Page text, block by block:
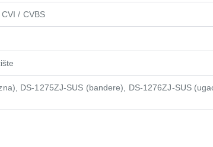
/ CVBS
DS-1275ZJ-SUS (bandere), DS-1276ZJ-SUS